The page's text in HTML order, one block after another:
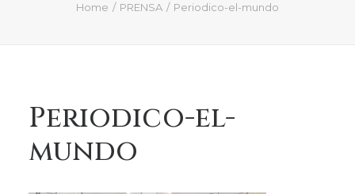
QUIÉN SOY
Search
Home PRENSA Periodico-el-mundo
Periodico-el-
mundo